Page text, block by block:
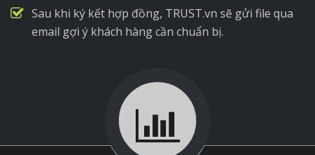
Sau khi ký kết hợp đồng, TRUST.vn sẽ gửi file qua
email gợi ý khách hàng cần chuẩn bị.